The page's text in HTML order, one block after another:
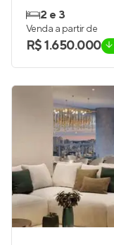
2 e 3
Venda a partir de
R$ 1.650.000